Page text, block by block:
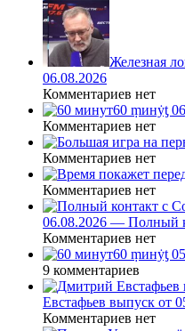
Железная
06.08.2026
Комментариев нет
60 ṃинẏƫ
Комментариев нет
Комментариев нет
Комментариев нет
06.08.2026 — Полный
Комментариев нет
60 ṃинẏƫ
9 комментариев
Евстафьев выпуск от
Комментариев нет